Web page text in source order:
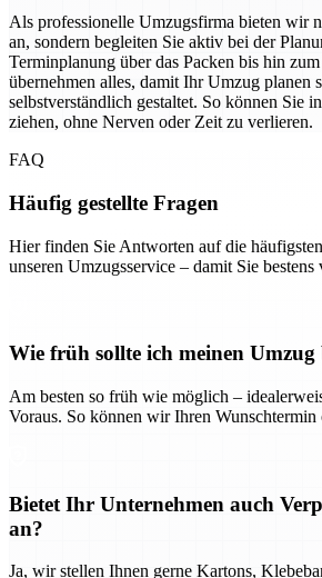
Als professionelle Umzugsfirma bieten wir
an, sondern begleiten Sie aktiv bei der
Terminplanung über das Packen bis hin
übernehmen alles, damit Ihr Umzug planen
selbstverständlich gestaltet. So können Sie
ziehen, ohne Nerven oder Zeit zu verlieren.
FAQ
Häufig gestellte Fragen
Hier finden Sie Antworten auf die
unseren Umzugsservice – damit Sie bestens
Wie früh sollte ich meinen Umzug
Am besten so früh wie möglich –
Voraus. So können wir Ihren Wunschtermin
Bietet Ihr Unternehmen auch
an?
Ja, wir stellen Ihnen gerne Kartons,